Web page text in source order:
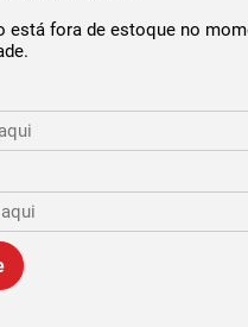
está fora de estoque no